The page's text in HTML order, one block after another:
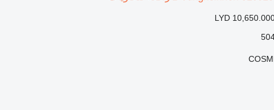
LYD